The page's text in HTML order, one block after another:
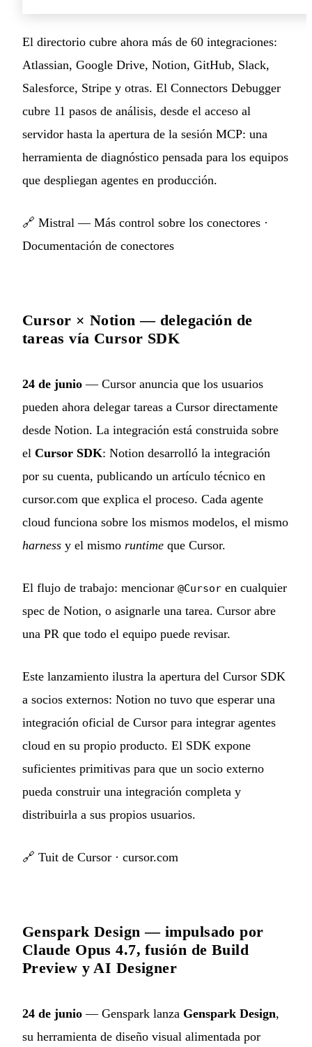
El directorio cubre ahora más de 60 integraciones:
Atlassian, Google Drive, Notion, GitHub, Slack,
Salesforce, Stripe y otras. El Connectors Debugger
cubre 11 pasos de análisis, desde el acceso al
servidor hasta la apertura de la sesión MCP: una
herramienta de diagnóstico pensada para los equipos
que despliegan agentes en producción.
🔗 Mistral — Más control sobre los conectores ·
Documentación de conectores
Cursor × Notion — delegación de
tareas vía Cursor SDK
24 de junio — Cursor anuncia que los usuarios
pueden ahora delegar tareas a Cursor directamente
desde Notion. La integración está construida sobre
el Cursor SDK: Notion desarrolló la integración
por su cuenta, publicando un artículo técnico en
cursor.com que explica el proceso. Cada agente
cloud funciona sobre los mismos modelos, el mismo
harness y el mismo runtime que Cursor.
El flujo de trabajo: mencionar @Cursor en cualquier
spec de Notion, o asignarle una tarea. Cursor abre
una PR que todo el equipo puede revisar.
Este lanzamiento ilustra la apertura del Cursor SDK
a socios externos: Notion no tuvo que esperar una
integración oficial de Cursor para integrar agentes
cloud en su propio producto. El SDK expone
suficientes primitivas para que un socio externo
pueda construir una integración completa y
distribuirla a sus propios usuarios.
🔗 Tuit de Cursor · cursor.com
Genspark Design — impulsado por
Claude Opus 4.7, fusión de Build
Preview y AI Designer
24 de junio — Genspark lanza Genspark Design,
su herramienta de diseño visual alimentada por